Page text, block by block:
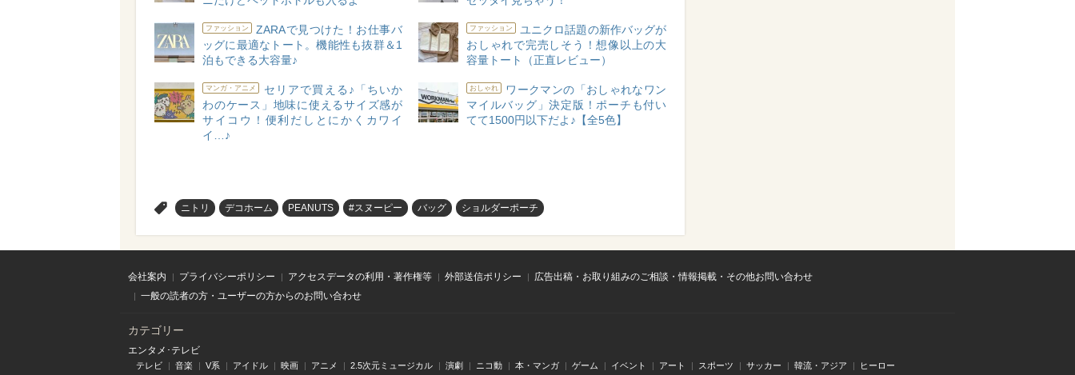
ファッション
ZARAで見つけた！お仕事バ
ッグに最適なトート。機能性も抜群＆1
泊もできる大容量♪
ファッション
ユニクロ話題の新作バッグが
おしゃれで完売しそう！想像以上の大
容量トート（正直レビュー）
マンガ・アニメ
セリアで買える♪「ちいか
わのケース」地味に使えるサイズ感が
サイコウ！便利だしとにかくカワイ
イ…♪
おしゃれ
ワークマンの「おしゃれなワン
マイルバッグ」決定版！ポーチも付い
てて1500円以下だよ♪【全5色】
ニトリ デコホーム PEANUTS #スヌーピー バッグ ショルダーポーチ
会社案内 プライバシーポリシー アクセスデータの利用・著作権等 外部送信ポリシー
広告出稿・お取り組みのご相談・情報掲載・その他お問い合わせ
一般の読者の方・ユーザーの方からのお問い合わせ
カテゴリー
エンタメ･テレビ
テレビ 音楽 V系 アイドル 映画 アニメ 2.5次元ミュージカル 演劇 ニコ動 本・マンガ ゲーム イベント アート スポーツ サッカー 韓流・アジア ヒーロー